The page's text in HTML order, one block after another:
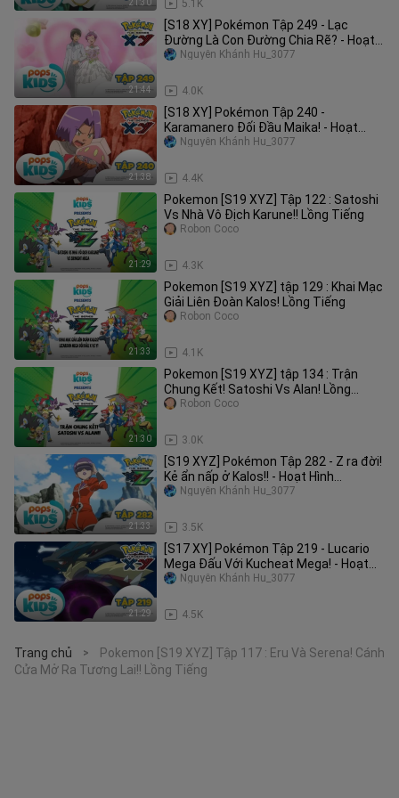
21:30 5.1K
21:44
[S18 XY] Pokémon Tập 249 - Lạc
Đường Là Con Đường Chia Rẽ? - Hoạt
Hình Tiếng Việt Pokémon
4.0K
Nguyễn Khánh Hu_3077
21:38
[S18 XY] Pokémon Tập 240 -
Karamanero Đối Đầu Maika! - Hoạt
Hình Tiếng Việt Pokémon
4.4K
Nguyễn Khánh Hu_3077
21:29
Pokemon [S19 XYZ] Tập 122 : Satoshi
Vs Nhà Vô Địch Karune!! Lồng Tiếng
4.3K
Robon Coco
21:33
Pokemon [S19 XYZ] tập 129 : Khai Mạc
Giải Liên Đoàn Kalos! Lồng Tiếng
4.1K
Robon Coco
21:30
Pokemon [S19 XYZ] tập 134 : Trận
Chung Kết! Satoshi Vs Alan! Lồng
Tiếng
3.0K
Robon Coco
21:33
[S19 XYZ] Pokémon Tập 282 - Z ra đời!
Kẻ ẩn nấp ở Kalos!! - Hoạt Hình
Pokémon Tiếng Việt
3.5K
Nguyễn Khánh Hu_3077
21:29
[S17 XY] Pokémon Tập 219 - Lucario
Mega Đấu Với Kucheat Mega! - Hoạt
Hình Tiếng Việt Pokémon
4.5K
Nguyễn Khánh Hu_3077
Trang chủ >
Pokemon [S19 XYZ] Tập 117 : Eru Và Serena! Cánh
Cửa Mở Ra Tương Lai!! Lồng Tiếng